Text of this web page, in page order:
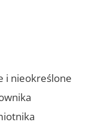
i nieokreślone